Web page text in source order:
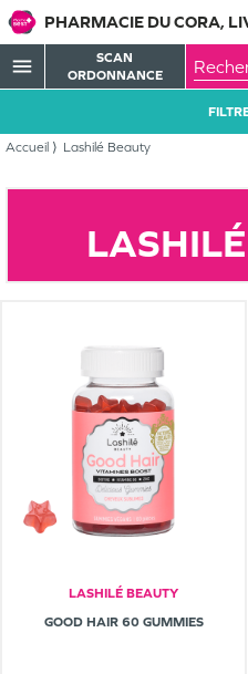
PHARMACIE DU CORA,
menu
SCAN
ORDONNANCE
Accueil Lashilé Beauty
LASHILÉ BEAUTY
GOOD HAIR 60 GUMMIES